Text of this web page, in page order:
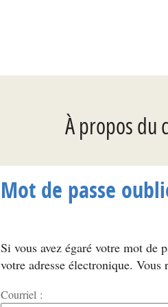
À propos du
Mot de passe
Si vous avez égaré votre mot de
votre adresse électronique.
Courriel :